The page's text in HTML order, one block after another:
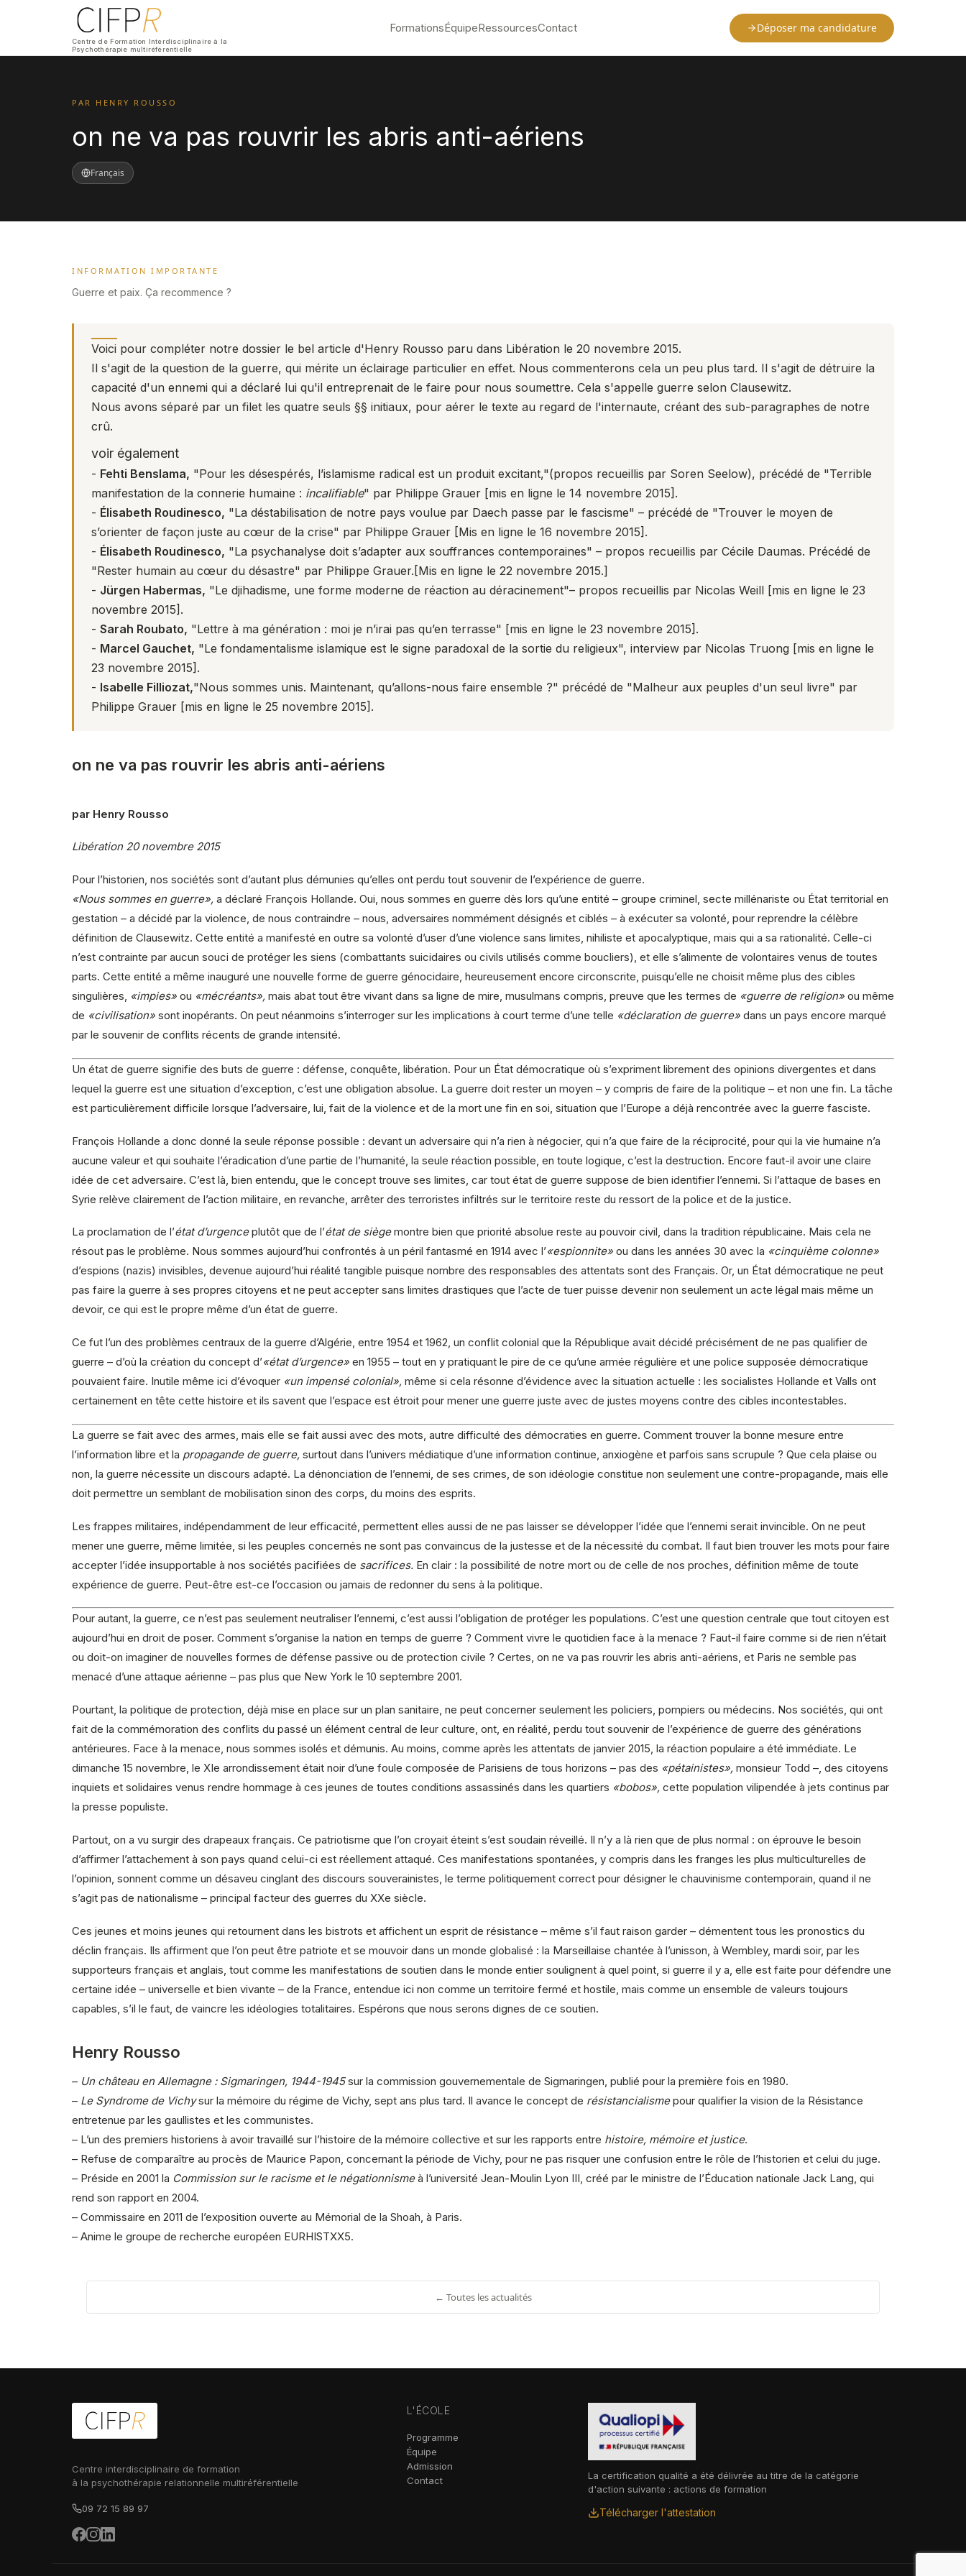
Centre de Formation Interdisciplinaire à la
Psychothérapie multiréférentielle
FormationsÉquipeRessourcesContact Déposer ma candidature
PAR HENRY ROUSSO
on ne va pas rouvrir les abris anti-aériens
Français
INFORMATION IMPORTANTE
Guerre et paix. Ça recommence ?
Voici pour compléter notre dossier le bel article d'Henry Rousso paru dans Libération le 20 novembre 2015.
Il s'agit de la question de la guerre, qui mérite un éclairage particulier en effet. Nous commenterons cela un peu plus tard. Il s'agit de détruire la
capacité d'un ennemi qui a déclaré lui qu'il entreprenait de le faire pour nous soumettre. Cela s'appelle guerre selon Clausewitz.
Nous avons séparé par un filet les quatre seuls §§ initiaux, pour aérer le texte au regard de l'internaute, créant des sub-paragraphes de notre
crû.
voir également
- Fehti Benslama, "Pour les désespérés, l’islamisme radical est un produit excitant,"(propos recueillis par Soren Seelow), précédé de "Terrible
manifestation de la connerie humaine : incalifiable" par Philippe Grauer [mis en ligne le 14 novembre 2015].
- Élisabeth Roudinesco, "La déstabilisation de notre pays voulue par Daech passe par le fascisme" – précédé de "Trouver le moyen de
s’orienter de façon juste au cœur de la crise" par Philippe Grauer [Mis en ligne le 16 novembre 2015].
- Élisabeth Roudinesco, "La psychanalyse doit s’adapter aux souffrances contemporaines" – propos recueillis par Cécile Daumas. Précédé de
"Rester humain au cœur du désastre" par Philippe Grauer.[Mis en ligne le 22 novembre 2015.]
- Jürgen Habermas, "Le djihadisme, une forme moderne de réaction au déracinement"– propos recueillis par Nicolas Weill [mis en ligne le 23
novembre 2015].
- Sarah Roubato, "Lettre à ma génération : moi je n’irai pas qu’en terrasse" [mis en ligne le 23 novembre 2015].
- Marcel Gauchet, "Le fondamentalisme islamique est le signe paradoxal de la sortie du religieux", interview par Nicolas Truong [mis en ligne le
23 novembre 2015].
- Isabelle Filliozat,"Nous sommes unis. Maintenant, qu’allons-nous faire ensemble ?" précédé de "Malheur aux peuples d'un seul livre" par
Philippe Grauer [mis en ligne le 25 novembre 2015].
on ne va pas rouvrir les abris anti-aériens
par Henry Rousso
Libération 20 novembre 2015
Pour l’historien, nos sociétés sont d’autant plus démunies qu’elles ont perdu tout souvenir de l’expérience de guerre.
«Nous sommes en guerre», a déclaré François Hollande. Oui, nous sommes en guerre dès lors qu’une entité – groupe criminel, secte millénariste ou État territorial en
gestation – a décidé par la violence, de nous contraindre – nous, adversaires nommément désignés et ciblés – à exécuter sa volonté, pour reprendre la célèbre
définition de Clausewitz. Cette entité a manifesté en outre sa volonté d’user d’une violence sans limites, nihiliste et apocalyptique, mais qui a sa rationalité. Celle-ci
n’est contrainte par aucun souci de protéger les siens (combattants suicidaires ou civils utilisés comme boucliers), et elle s’alimente de volontaires venus de toutes
parts. Cette entité a même inauguré une nouvelle forme de guerre génocidaire, heureusement encore circonscrite, puisqu’elle ne choisit même plus des cibles
singulières, «impies» ou «mécréants», mais abat tout être vivant dans sa ligne de mire, musulmans compris, preuve que les termes de «guerre de religion» ou même
de «civilisation» sont inopérants. On peut néanmoins s’interroger sur les implications à court terme d’une telle «déclaration de guerre» dans un pays encore marqué
par le souvenir de conflits récents de grande intensité.
Un état de guerre signifie des buts de guerre : défense, conquête, libération. Pour un État démocratique où s’expriment librement des opinions divergentes et dans
lequel la guerre est une situation d’exception, c’est une obligation absolue. La guerre doit rester un moyen – y compris de faire de la politique – et non une fin. La tâche
est particulièrement difficile lorsque l’adversaire, lui, fait de la violence et de la mort une fin en soi, situation que l’Europe a déjà rencontrée avec la guerre fasciste.
François Hollande a donc donné la seule réponse possible : devant un adversaire qui n’a rien à négocier, qui n’a que faire de la réciprocité, pour qui la vie humaine n’a
aucune valeur et qui souhaite l’éradication d’une partie de l’humanité, la seule réaction possible, en toute logique, c’est la destruction. Encore faut-il avoir une claire
idée de cet adversaire. C’est là, bien entendu, que le concept trouve ses limites, car tout état de guerre suppose de bien identifier l’ennemi. Si l’attaque de bases en
Syrie relève clairement de l’action militaire, en revanche, arrêter des terroristes infiltrés sur le territoire reste du ressort de la police et de la justice.
La proclamation de l’état d’urgenceplutôt que de l’état de siègemontre bien que priorité absolue reste au pouvoir civil, dans la tradition républicaine. Mais cela ne
résout pas le problème. Nous sommes aujourd’hui confrontés à un péril fantasmé en 1914 avec l’«espionnite» ou dans les années 30 avec la «cinquième colonne»
d’espions (nazis) invisibles, devenue aujourd’hui réalité tangible puisque nombre des responsables des attentats sont des Français. Or, un État démocratique ne peut
pas faire la guerre à ses propres citoyens et ne peut accepter sans limites drastiques que l’acte de tuer puisse devenir non seulement un acte légal mais même un
devoir, ce qui est le propre même d’un état de guerre.
Ce fut l’un des problèmes centraux de la guerre d’Algérie, entre 1954 et 1962, un conflit colonial que la République avait décidé précisément de ne pas qualifier de
guerre – d’où la création du concept d’«état d’urgence» en 1955 – tout en y pratiquant le pire de ce qu’une armée régulière et une police supposée démocratique
pouvaient faire. Inutile même ici d’évoquer «un impensé colonial», même si cela résonne d’évidence avec la situation actuelle : les socialistes Hollande et Valls ont
certainement en tête cette histoire et ils savent que l’espace est étroit pour mener une guerre juste avec de justes moyens contre des cibles incontestables.
La guerre se fait avec des armes, mais elle se fait aussi avec des mots, autre difficulté des démocraties en guerre. Comment trouver la bonne mesure entre
l’information libre et la propagande de guerre, surtout dans l’univers médiatique d’une information continue, anxiogène et parfois sans scrupule ? Que cela plaise ou
non, la guerre nécessite un discours adapté. La dénonciation de l’ennemi, de ses crimes, de son idéologie constitue non seulement une contre-propagande, mais elle
doit permettre un semblant de mobilisation sinon des corps, du moins des esprits.
Les frappes militaires, indépendamment de leur efficacité, permettent elles aussi de ne pas laisser se développer l’idée que l’ennemi serait invincible. On ne peut
mener une guerre, même limitée, si les peuples concernés ne sont pas convaincus de la justesse et de la nécessité du combat. Il faut bien trouver les mots pour faire
accepter l’idée insupportable à nos sociétés pacifiées de sacrifices. En clair : la possibilité de notre mort ou de celle de nos proches, définition même de toute
expérience de guerre. Peut-être est-ce l’occasion ou jamais de redonner du sens à la politique.
Pour autant, la guerre, ce n’est pas seulement neutraliser l’ennemi, c’est aussi l’obligation de protéger les populations. C’est une question centrale que tout citoyen est
aujourd’hui en droit de poser. Comment s’organise la nation en temps de guerre ? Comment vivre le quotidien face à la menace ? Faut-il faire comme si de rien n’était
ou doit-on imaginer de nouvelles formes de défense passive ou de protection civile ? Certes, on ne va pas rouvrir les abris anti-aériens, et Paris ne semble pas
menacé d’une attaque aérienne – pas plus que New York le 10 septembre 2001.
Pourtant, la politique de protection, déjà mise en place sur un plan sanitaire, ne peut concerner seulement les policiers, pompiers ou médecins. Nos sociétés, qui ont
fait de la commémoration des conflits du passé un élément central de leur culture, ont, en réalité, perdu tout souvenir de l’expérience de guerre des générations
antérieures. Face à la menace, nous sommes isolés et démunis. Au moins, comme après les attentats de janvier 2015, la réaction populaire a été immédiate. Le
dimanche 15 novembre, le XIe arrondissement était noir d’une foule composée de Parisiens de tous horizons – pas des «pétainistes», monsieur Todd –, des citoyens
inquiets et solidaires venus rendre hommage à ces jeunes de toutes conditions assassinés dans les quartiers «bobos», cette population vilipendée à jets continus par
la presse populiste.
Partout, on a vu surgir des drapeaux français. Ce patriotisme que l’on croyait éteint s’est soudain réveillé. Il n’y a là rien que de plus normal : on éprouve le besoin
d’affirmer l’attachement à son pays quand celui-ci est réellement attaqué. Ces manifestations spontanées, y compris dans les franges les plus multiculturelles de
l’opinion, sonnent comme un désaveu cinglant des discours souverainistes, le terme politiquement correct pour désigner le chauvinisme contemporain, quand il ne
s’agit pas de nationalisme – principal facteur des guerres du XXe siècle.
Ces jeunes et moins jeunes qui retournent dans les bistrots et affichent un esprit de résistance – même s’il faut raison garder – démentent tous les pronostics du
déclin français. Ils affirment que l’on peut être patriote et se mouvoir dans un monde globalisé : la Marseillaise chantée à l’unisson, à Wembley, mardi soir, par les
supporteurs français et anglais, tout comme les manifestations de soutien dans le monde entier soulignent à quel point, si guerre il y a, elle est faite pour défendre une
certaine idée – universelle et bien vivante – de la France, entendue ici non comme un territoire fermé et hostile, mais comme un ensemble de valeurs toujours
capables, s’il le faut, de vaincre les idéologies totalitaires. Espérons que nous serons dignes de ce soutien.
Henry Rousso
– Un château en Allemagne : Sigmaringen, 1944-1945sur la commission gouvernementale de Sigmaringen, publié pour la première fois en 1980.
– Le Syndrome de Vichysur la mémoire du régime de Vichy, sept ans plus tard. Il avance le concept de résistancialismepour qualifier la vision de la Résistance
entretenue par les gaullistes et les communistes.
– L’un des premiers historiens à avoir travaillé sur l’histoire de la mémoire collective et sur les rapports entre histoire, mémoire et justice.
– Refuse de comparaître au procès de Maurice Papon, concernant la période de Vichy, pour ne pas risquer une confusion entre le rôle de l’historien et celui du juge.
– Préside en 2001 la Commission sur le racisme et le négationnismeà l’université Jean-Moulin Lyon III, créé par le ministre de l’Éducation nationale Jack Lang, qui
rend son rapport en 2004.
– Commissaire en 2011 de l’exposition ouverte au Mémorial de la Shoah, à Paris.
– Anime le groupe de recherche européen EURHISTXX5.
← Toutes les actualités
Centre interdisciplinaire de formation
à la psychothérapie relationnelle multiréférentielle
09 72 15 89 97
L'ÉCOLE
Programme
Équipe
Admission
Contact
La certification qualité a été délivrée au titre de la catégorie
d'action suivante : actions de formation
Télécharger l'attestation